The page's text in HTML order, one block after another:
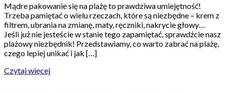
Mądre pakowanie się na plażę to prawdziwa umiejętność!
Trzeba pamiętać o wielu rzeczach, które są niezbędne – krem z
filtrem, ubrania na zmianę, maty, ręczniki, nakrycie głowy…
Jeśli już nie jesteście w stanie tego zapamiętać, sprawdźcie nasz
plażowy niezbędnik! Przedstawiamy, co warto zabrać na plażę,
czego lepiej unikać i jak […]
Czytaj więcej